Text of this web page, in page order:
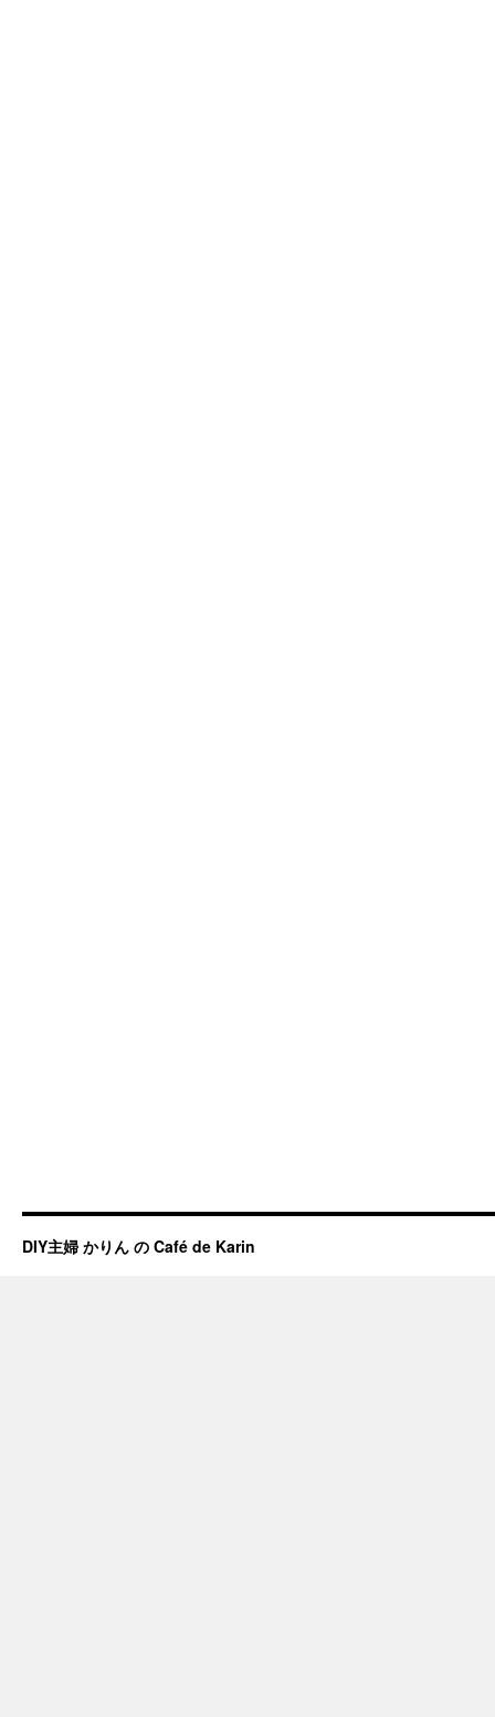
DIY主婦 かりん の Café de Karin